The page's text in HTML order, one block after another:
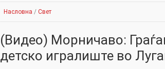
Насловна / Свет
(Видео) Морничаво:
детско игралиште во